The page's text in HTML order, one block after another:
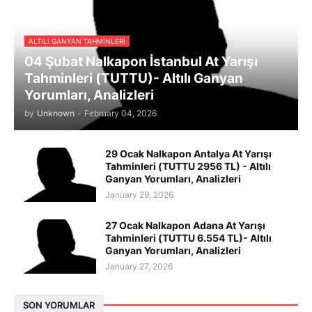
ALTILI GANYAN TAHMINLERI
04 Şubat Nalkapon İstanbul At Yarışı
Tahminleri (TUTTU)- Altılı Ganyan
Yorumları, Analizleri
by Unknown - February 04, 2026
29 Ocak Nalkapon Antalya At Yarışı
Tahminleri (TUTTU 2956 TL) - Altılı
Ganyan Yorumları, Analizleri
January 29, 2026
27 Ocak Nalkapon Adana At Yarışı
Tahminleri (TUTTU 6.554 TL)- Altılı
Ganyan Yorumları, Analizleri
January 27, 2026
SON YORUMLAR